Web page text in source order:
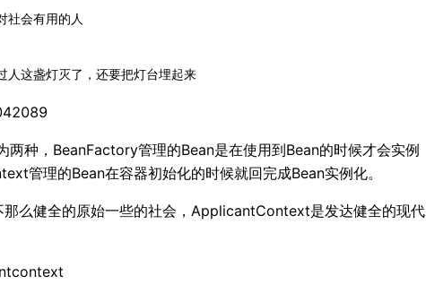
社会有用的人
人这盏灯灭了，还要把灯台埋起来
两种，BeanFactory管理的Bean是在使用到Bean的时候才会实例
管理的Bean在容器初始化的时候就回完成Bean实例化。
么健全的原始一些的社会，ApplicantContext是发达健全的现代